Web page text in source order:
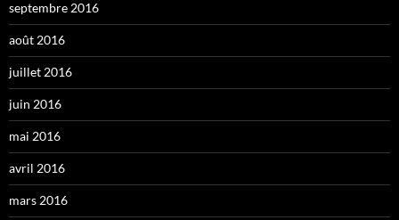
septembre 2016
août 2016
juillet 2016
juin 2016
mai 2016
avril 2016
mars 2016